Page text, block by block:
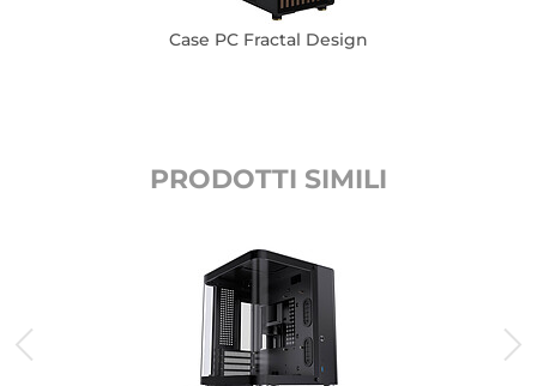
Case PC Fractal Design
PRODOTTI SIMILI